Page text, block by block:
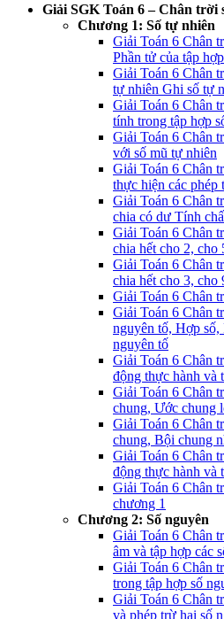
Giải SGK Toán 6 – Chân trời
Chương 1: Số tự nhiên
Giải Toán 6 Chân
Phần tử của tập hợp
Giải Toán 6 Chân
tự nhiên Ghi số tự
Giải Toán 6 Chân
tính trong tập hợp
Giải Toán 6 Chân
với số mũ tự nhiên
Giải Toán 6 Chân
thực hiện các phép
Giải Toán 6 Chân
chia có dư Tính
Giải Toán 6 Chân
chia hết cho 2, cho
Giải Toán 6 Chân
chia hết cho 3, cho
Giải Toán 6 Chân
Giải Toán 6 Chân
nguyên tố, Hợp số,
nguyên tố
Giải Toán 6 Chân
động thực hành và
Giải Toán 6 Chân
chung, Ước chung
Giải Toán 6 Chân
chung, Bội chung
Giải Toán 6 Chân
động thực hành và
Giải Toán 6 Chân
chương 1
Chương 2: Số nguyên
Giải Toán 6 Chân
âm và tập hợp các
Giải Toán 6 Chân
trong tập hợp số
Giải Toán 6 Chân
và phép trừ hai số